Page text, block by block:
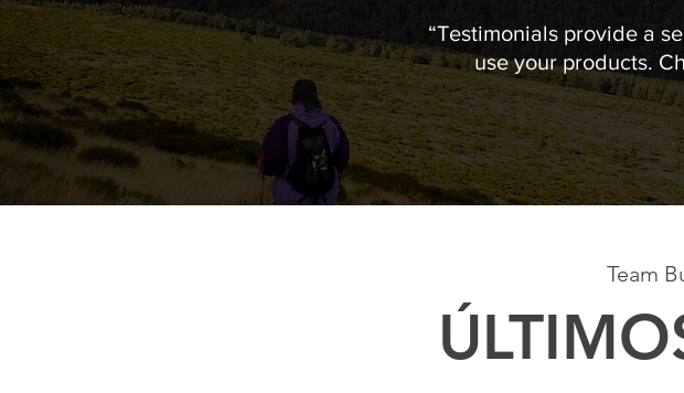
“Testimonials provide a
use your products.
Team